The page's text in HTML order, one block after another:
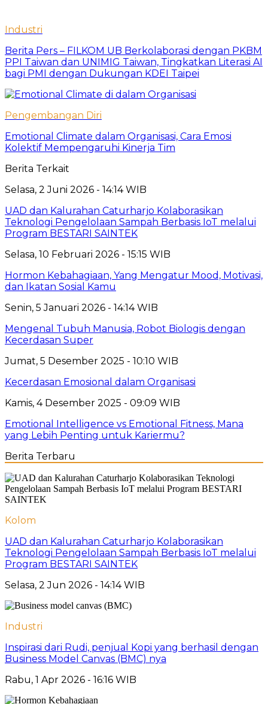
Industri
Berita Pers – FILKOM UB Berkolaborasi dengan PKBM
PPI Taiwan dan UNIMIG Taiwan, Tingkatkan Literasi AI
bagi PMI dengan Dukungan KDEI Taipei
Pengembangan Diri
Emotional Climate dalam Organisasi, Cara Emosi
Kolektif Mempengaruhi Kinerja Tim
Berita Terkait
Selasa, 2 Juni 2026 - 14:14 WIB
UAD dan Kalurahan Caturharjo Kolaborasikan
Teknologi Pengelolaan Sampah Berbasis IoT melalui
Program BESTARI SAINTEK
Selasa, 10 Februari 2026 - 15:15 WIB
Hormon Kebahagiaan, Yang Mengatur Mood, Motivasi,
dan Ikatan Sosial Kamu
Senin, 5 Januari 2026 - 14:14 WIB
Mengenal Tubuh Manusia, Robot Biologis dengan
Kecerdasan Super
Jumat, 5 Desember 2025 - 10:10 WIB
Kecerdasan Emosional dalam Organisasi
Kamis, 4 Desember 2025 - 09:09 WIB
Emotional Intelligence vs Emotional Fitness, Mana
yang Lebih Penting untuk Kariermu?
Berita Terbaru
Kolom
UAD dan Kalurahan Caturharjo Kolaborasikan
Teknologi Pengelolaan Sampah Berbasis IoT melalui
Program BESTARI SAINTEK
Selasa, 2 Jun 2026 - 14:14 WIB
Industri
Inspirasi dari Rudi, penjual Kopi yang berhasil dengan
Business Model Canvas (BMC) nya
Rabu, 1 Apr 2026 - 16:16 WIB